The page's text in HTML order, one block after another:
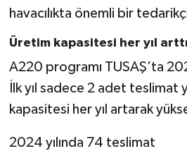
havacılıkta önemli bir
Üretim kapasitesi her yıl arttı
A220 programı TUSAŞ’ta
İlk yıl sadece 2 adet teslimat
kapasitesi her yıl artarak
2024 yılında 74 teslimat